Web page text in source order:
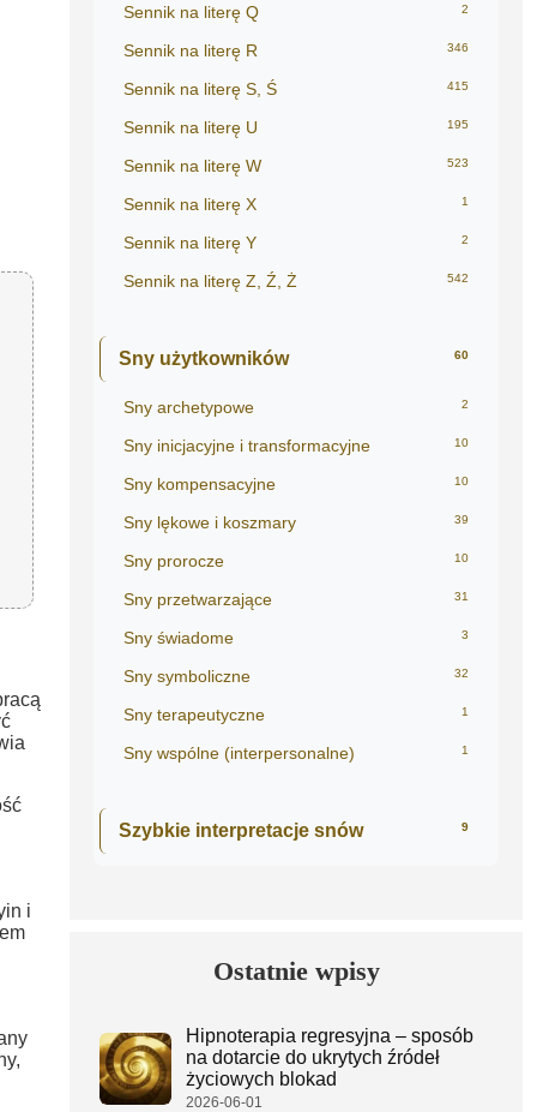
i
Sennik na literę Q 2
Sennik na literę R 346
Sennik na literę S, Ś 415
Sennik na literę U 195
Sennik na literę W 523
Sennik na literę X 1
Sennik na literę Y 2
Sennik na literę Z, Ź, Ż 542
Sny użytkowników 60
Sny archetypowe 2
Sny inicjacyjne i transformacyjne 10
Sny kompensacyjne 10
Sny lękowe i koszmary 39
Sny prorocze 10
Sny przetwarzające 31
Sny świadome 3
Sny symboliczne 32
Sny terapeutyczne 1
Sny wspólne (interpersonalne) 1
Szybkie interpretacje snów 9
Ostatnie wpisy
Hipnoterapia regresyjna – sposób
na dotarcie do ukrytych źródeł
życiowych blokad
2026-06-01